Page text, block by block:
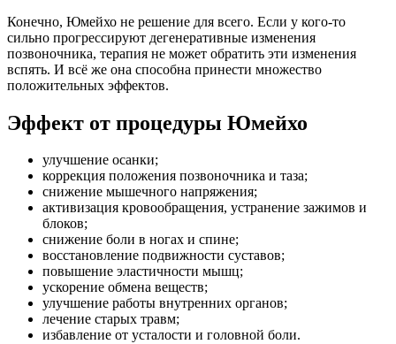
Конечно, Юмейхо не решение для всего. Если у кого-то
сильно прогрессируют дегенеративные изменения
позвоночника, терапия не может обратить эти изменения
вспять. И всё же она способна принести множество
положительных эффектов.
Эффект от процедуры Юмейхо
улучшение осанки;
коррекция положения позвоночника и таза;
снижение мышечного напряжения;
активизация кровообращения, устранение зажимов и
блоков;
снижение боли в ногах и спине;
восстановление подвижности суставов;
повышение эластичности мышц;
ускорение обмена веществ;
улучшение работы внутренних органов;
лечение старых травм;
избавление от усталости и головной боли.